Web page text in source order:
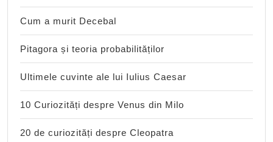
Cum a murit Decebal
Pitagora și teoria probabilităților
Ultimele cuvinte ale lui Iulius Caesar
10 Curiozități despre Venus din Milo
20 de curiozități despre Cleopatra